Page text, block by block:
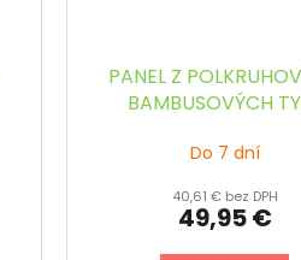
PANEL Z
BAMBUSOVÝCH
Do 7 dní
40,61 € bez DPH
49,95 €